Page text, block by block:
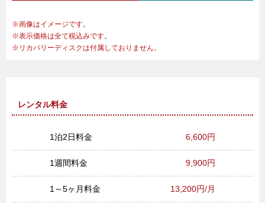
画像はイメージです。
表示価格は全て税込みです。
リカバリーディスクは付属しておりません。
レンタル料金
1泊2日料金 6,600円
1週間料金 9,900円
1～5ヶ月料金 13,200円/月